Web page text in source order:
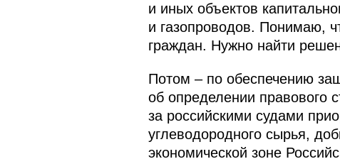
и иных объектов
и газопроводов. Понимаю,
граждан. Нужно найти
Потом – по обеспечению
об определении правового
за российскими судами
углеводородного сырья,
экономической зоне